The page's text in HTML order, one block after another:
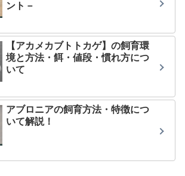
ント－
【アカメカブトトカゲ】の飼育環
境と方法・餌・値段・慣れ方につ
いて
アブロニアの飼育方法・特徴につ
いて解説！